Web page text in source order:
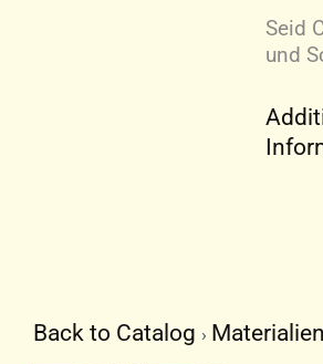
Seid
und
Back to Catalog